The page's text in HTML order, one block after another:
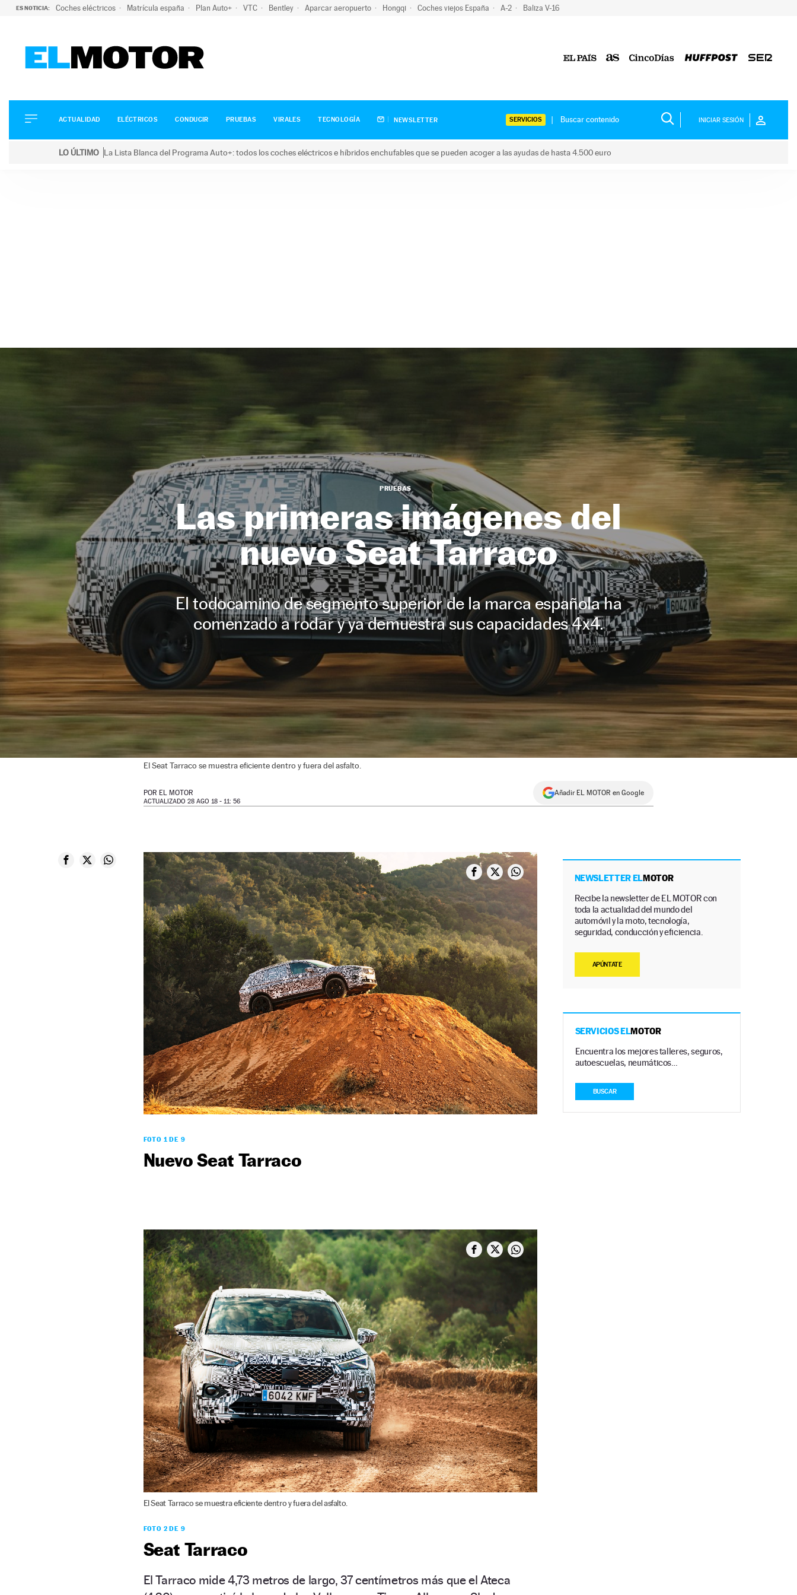
ES NOTICIA: Coches eléctricos Matrícula españa Plan Auto+ VTC Bentley Aparcar aeropuerto Hongqi Coches viejos España A-2 Baliza V-16
ELÉCTRICOS
CONDUCIR
ACTUALIDAD ELÉCTRICOS CONDUCIR PRUEBAS VIRALES TECNOLOGÍA NEWSLETTER SERVICIOS INICIAR SESIÓN
LO ÚLTIMO La Lista Blanca del Programa Auto+: todos los coches eléctricos e híbridos enchufables que se pueden acoger a las ayudas de hasta 4.500 euro
PRUEBAS
Las primeras imágenes del
nuevo Seat Tarraco
El todocamino de segmento superior de la marca española ha
comenzado a rodar y ya demuestra sus capacidades 4x4.
El Seat Tarraco se muestra eficiente dentro y fuera del asfalto.
POR EL MOTOR
ACTUALIZADO 28 AGO 18 - 11: 56
Añadir EL MOTOR en Google
FOTO 1 DE 9
Nuevo Seat Tarraco
El Seat Tarraco se muestra eficiente dentro y fuera del asfalto.
FOTO 2 DE 9
Seat Tarraco
El Tarraco mide 4,73 metros de largo, 37 centímetros más que el Ateca
NEWSLETTER ELMOTOR
Recibe la newsletter de EL MOTOR con
toda la actualidad del mundo del
automóvil y la moto, tecnología,
seguridad, conducción y eficiencia.
APÚNTATE
SERVICIOS ELMOTOR
Encuentra los mejores talleres, seguros,
autoescuelas, neumáticos…
BUSCAR